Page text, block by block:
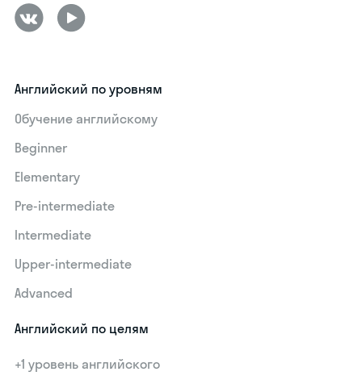
Английский по уровням
Обучение английскому
Beginner
Elementary
Pre-intermediate
Intermediate
Upper-intermediate
Advanced
Английский по целям
+1 уровень английского